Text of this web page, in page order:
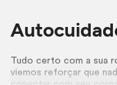
Tudo certo com a sua
viemos reforçar que